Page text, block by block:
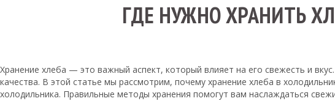
ГДЕ НУЖНО ХРАНИТЬ
Хранение хлеба — это важный аспект, который влияет на его свежесть и
качества. В этой статье мы рассмотрим, почему хранение хлеба в
холодильника. Правильные методы хранения помогут вам наслаждаться